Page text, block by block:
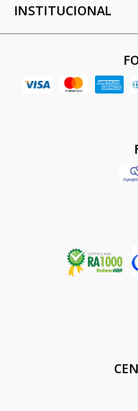
INSTITUCIONAL